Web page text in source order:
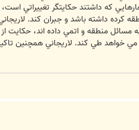
که داشتند حکايتگر تغييراتي
کرده داشته باشد و جبران کند.
به مسائل منطقه و اتمي داده اند،
خواهد طي کند. لاريجاني همچنين